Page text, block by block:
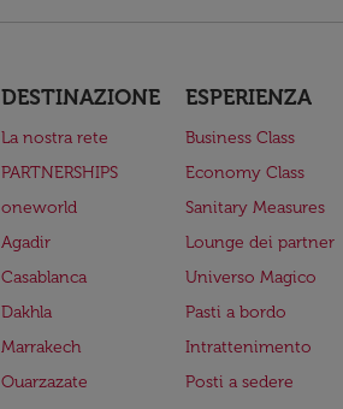
DESTINAZIONE
La nostra rete
PARTNERSHIPS
oneworld
Agadir
Casablanca
Dakhla
Marrakech
Ouarzazate
ESPERIENZA
Business Class
Economy Class
Sanitary Measures
Lounge dei partner
Universo Magico
Pasti a bordo
Intrattenimento
Posti a sedere